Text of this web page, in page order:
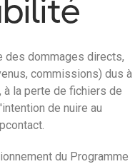
des dommages directs,
commissions) dus à
la perte de fichiers de
de nuire au
du Programme